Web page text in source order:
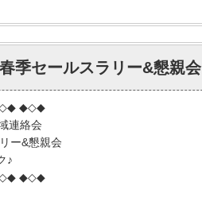
季セールスラリー&懇親会
◆◇◆
連絡会
ー&懇親会
♪
◆◇◆